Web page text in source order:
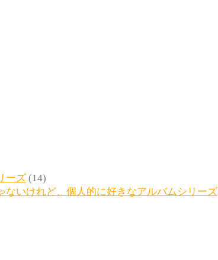
ーズ (14)
いけれど、個人的に好きなアルバムシリーズ